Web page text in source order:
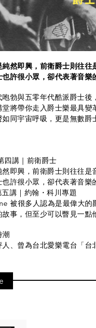
純然即興，前衛爵士則往
許很小眾，卻代表著音樂
咆勃與五零年代酷派爵士
將帶你走入爵士樂最具
如同宇宙呼吸，更是無數
講｜前衛爵士
然即興，前衛爵士則往往
許很小眾，卻代表著音樂
講｜約翰・科川專題
被很多人認為是最偉大的
事，但至少可以瞥見一點
潮
、曾為台北愛樂電台「台